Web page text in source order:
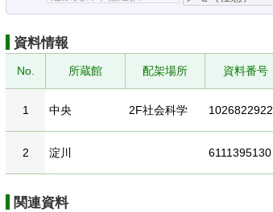
資料情報
No. 所蔵館 配架場所 資料番号
1 中央 2F社会科学 1026822922
2 淀川 6111395130
関連資料